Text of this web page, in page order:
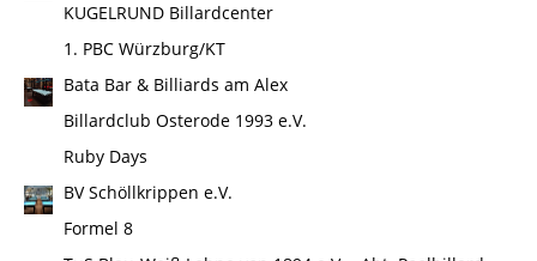
KUGELRUND Billardcenter
1. PBC Würzburg/KT
Bata Bar & Billiards am Alex
Billardclub Osterode 1993 e.V.
Ruby Days
BV Schöllkrippen e.V.
Formel 8